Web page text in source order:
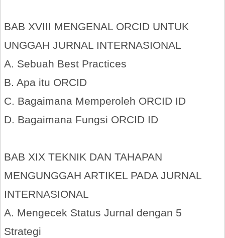
BAB XVIII MENGENAL ORCID UNTUK
UNGGAH JURNAL INTERNASIONAL
A. Sebuah Best Practices
B. Apa itu ORCID
C. Bagaimana Memperoleh ORCID ID
D. Bagaimana Fungsi ORCID ID
BAB XIX TEKNIK DAN TAHAPAN
MENGUNGGAH ARTIKEL PADA JURNAL
INTERNASIONAL
A. Mengecek Status Jurnal dengan 5
Strategi